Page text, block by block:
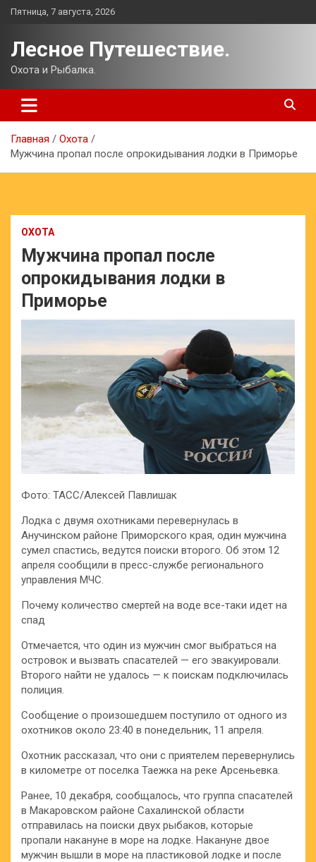
Перейти
Пятница, 7 августа, 2026
Лесное Путешествие.
Охота и Рыбалка.
Главная
Охота
Мужчина пропал после опрокидывания лодки в Приморье
ОХОТА
Мужчина пропал после
опрокидывания лодки в
Приморье
Фото: ТАСС/Алексей Павлишак
Лодка с двумя охотниками перевернулась в
Анучинском районе Приморского края, один мужчина
сумел спастись, ведутся поиски второго. Об этом 12
апреля сообщили в пресс-службе регионального
управления МЧС.
Почему количество смертей на воде все-таки идет на
спад
Отмечается, что один из мужчин смог выбраться на
островок и вызвать спасателей — его эвакуировали.
Второго найти не удалось — к поискам подключилась
полиция.
Сообщение о произошедшем поступило от одного из
охотников около 23:40 в понедельник, 11 апреля.
Охотник рассказал, что они с приятелем перевернулись
в километре от поселка Таежка на реке Арсеньевка.
Ранее, 10 декабря, сообщалось, что группа спасателей
в Макаровском районе Сахалинской области
отправилась на поиски двух рыбаков, которые
пропали накануне в море на лодке. Накануне двое
мужчин вышли в море на пластиковой лодке и после